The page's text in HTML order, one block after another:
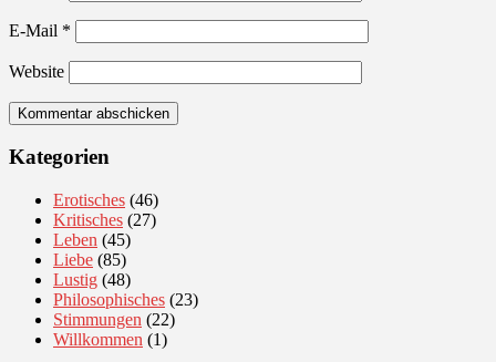
E-Mail *
Website
Kategorien
Erotisches (46)
Kritisches (27)
Leben (45)
Liebe (85)
Lustig (48)
Philosophisches (23)
Stimmungen (22)
Willkommen (1)